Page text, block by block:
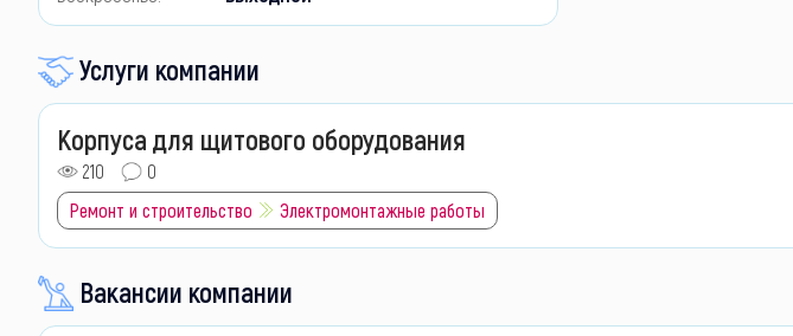
Услуги компании
Корпуса для щитового оборудования
210
0
Ремонт и строительство
Электромонтажные работы
Вакансии компании